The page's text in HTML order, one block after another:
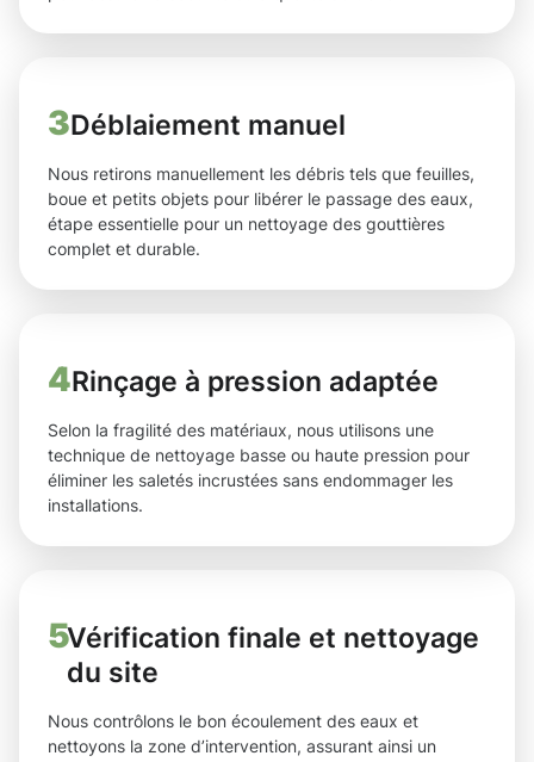
3Déblaiement manuel
Nous retirons manuellement les débris tels que feuilles,
boue et petits objets pour libérer le passage des eaux,
étape essentielle pour un nettoyage des gouttières
complet et durable.
4Rinçage à pression adaptée
Selon la fragilité des matériaux, nous utilisons une
technique de nettoyage basse ou haute pression pour
éliminer les saletés incrustées sans endommager les
installations.
5Vérification finale et nettoyage
du site
Nous contrôlons le bon écoulement des eaux et
nettoyons la zone d’intervention, assurant ainsi un